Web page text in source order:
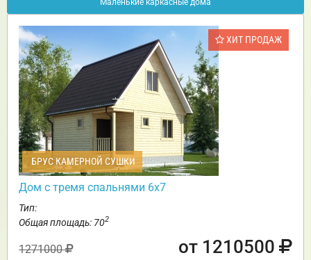
ХИТ ПРОДАЖ
БРУС КАМЕРНОЙ СУШКИ
Дом с тремя спальнями 6х7
Тип:
Общая площадь: 702
1271000 от 1210500